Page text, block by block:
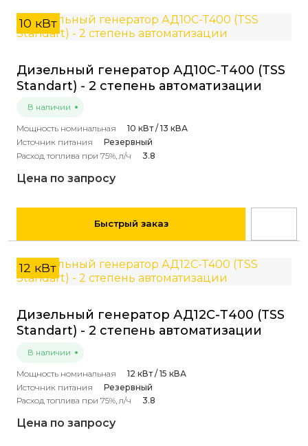
10 кВт
Дизельный генератор АД10С-Т400 (TSS
Standart) - 2 степень автоматизации
В наличии
Мощность номинальная
10 кВт / 13 кВА
Источник питания
Резервный
Расход топлива при 75%, л/ч
3.8
Цена по запросу
Быстрый заказ
12 кВт
Дизельный генератор АД12С-Т400 (TSS
Standart) - 2 степень автоматизации
В наличии
Мощность номинальная
12 кВт / 15 кВА
Источник питания
Резервный
Расход топлива при 75%, л/ч
3.8
Цена по запросу